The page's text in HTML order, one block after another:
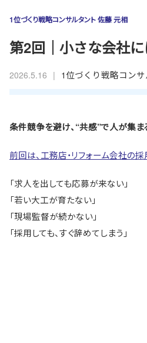
1位づくり戦略コンサルタント 佐藤 元相
第2回｜小さな会社
2026.5.16 | 1位づくり戦略コン
条件競争を避け、“共感”で人が集ま
前回は、工務店・リフォーム会社の
「求人を出しても応募が来ない」
「若い大工が育たない」
「現場監督が続かない」
「採用しても、すぐ辞めてしまう」